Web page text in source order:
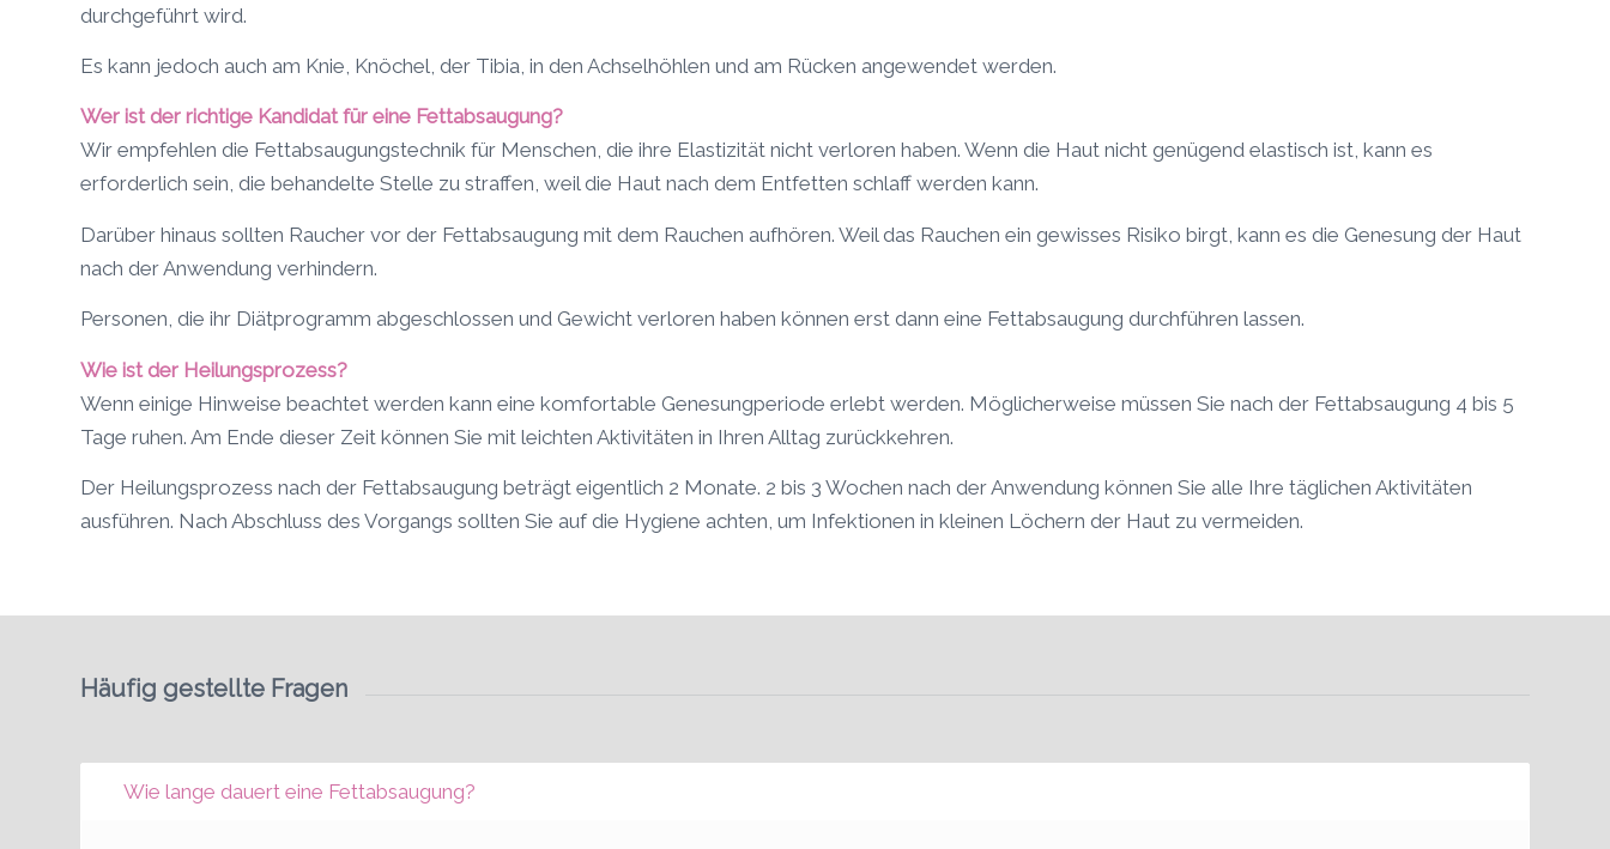
durchgeführt wird.
Es kann jedoch auch am Knie, Knöchel, der Tibia, in den Achselhöhlen und am Rücken angewendet werden.
Wer ist der richtige Kandidat für eine Fettabsaugung?
Wir empfehlen die Fettabsaugungstechnik für Menschen, die ihre Elastizität nicht verloren haben. Wenn die Haut nicht genügend elastisch ist, kann es
erforderlich sein, die behandelte Stelle zu straffen, weil die Haut nach dem Entfetten schlaff werden kann.
Darüber hinaus sollten Raucher vor der Fettabsaugung mit dem Rauchen aufhören. Weil das Rauchen ein gewisses Risiko birgt, kann es die Genesung der Haut
nach der Anwendung verhindern.
Personen, die ihr Diätprogramm abgeschlossen und Gewicht verloren haben können erst dann eine Fettabsaugung durchführen lassen.
Wie ist der Heilungsprozess?
Wenn einige Hinweise beachtet werden kann eine komfortable Genesungperiode erlebt werden. Möglicherweise müssen Sie nach der Fettabsaugung 4 bis 5
Tage ruhen. Am Ende dieser Zeit können Sie mit leichten Aktivitäten in Ihren Alltag zurückkehren.
Der Heilungsprozess nach der Fettabsaugung beträgt eigentlich 2 Monate. 2 bis 3 Wochen nach der Anwendung können Sie alle Ihre täglichen Aktivitäten
ausführen. Nach Abschluss des Vorgangs sollten Sie auf die Hygiene achten, um Infektionen in kleinen Löchern der Haut zu vermeiden.
Häufig gestellte Fragen
Wie lange dauert eine Fettabsaugung?